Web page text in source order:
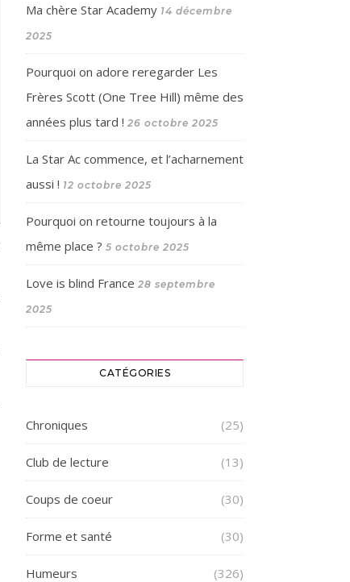
Ma chère Star Academy 14 décembre
2025
Pourquoi on adore reregarder Les
Frères Scott (One Tree Hill) même des
années plus tard ! 26 octobre 2025
La Star Ac commence, et l’acharnement
aussi ! 12 octobre 2025
Pourquoi on retourne toujours à la
même place ? 5 octobre 2025
Love is blind France 28 septembre
2025
CATÉGORIES
Chroniques (25)
Club de lecture (13)
Coups de coeur (30)
Forme et santé (30)
Humeurs (326)